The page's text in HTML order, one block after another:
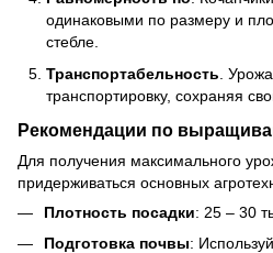
одинаковыми по размеру и
стебле.
Транспортабельность .
транспортировку, сохраняя
Рекомендации по
Для получения максимального
придерживаться основных
Плотность посадки: 25 – 30
Подготовка почвы: